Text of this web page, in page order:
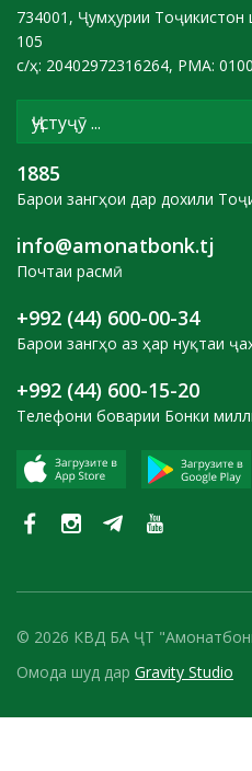
734001, Ҷумҳурии Тоҷикистон
105
с/ҳ: 20402972316264, РМА:
1885
Барои зангҳои дар дохили
info@amonatbonk.tj
Почтаи расмӣ
+992 (44) 600-00-34
Барои зангҳо аз ҳар нуқтаи
+992 (44) 600-15-20
Телефони боварии Бонки
© 2026 КВД БА ҶТ
Омода шуд дар Gravity Studio